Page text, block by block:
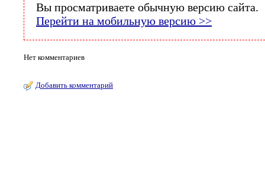
Вы просматриваете обычную версию сайта.
Перейти на мобильную версию >>
Нет комментариев
Добавить комментарий